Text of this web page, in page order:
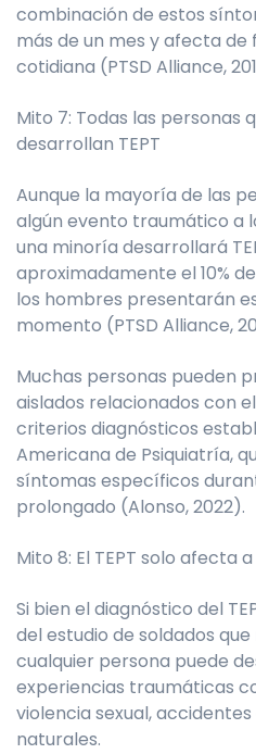
combinación de estos
más de un mes y afecta
cotidiana (PTSD Alliance,
Mito 7: Todas las personas
desarrollan TEPT
Aunque la mayoría de las
algún evento traumático a
una minoría desarrollará
aproximadamente el 10%
los hombres presentarán
momento (PTSD Alliance,
Muchas personas pueden
aislados relacionados con
criterios diagnósticos
Americana de Psiquiatría,
síntomas específicos
prolongado (Alonso, 2022).
Mito 8: El TEPT solo afecta
Si bien el diagnóstico del
del estudio de soldados
cualquier persona puede
experiencias traumáticas
violencia sexual,
naturales.